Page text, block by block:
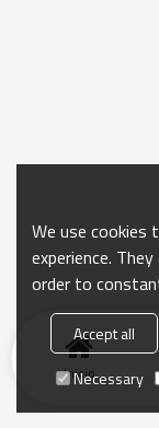
Inicio
We use cookies
experience.
order to
Accept all
Necessary